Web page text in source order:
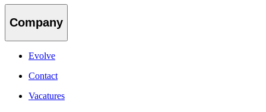
Company
Evolve
Contact
Vacatures